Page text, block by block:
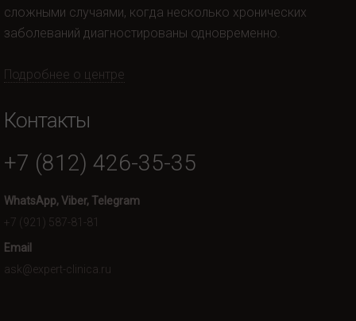
сложными случаями, когда несколько хронических
заболеваний диагностированы одновременно.
Подробнее о центре
Контакты
+7 (812) 426-35-35
WhatsApp, Viber, Telegram
+7 (921) 587-81-81
Email
ask@expert-clinica.ru